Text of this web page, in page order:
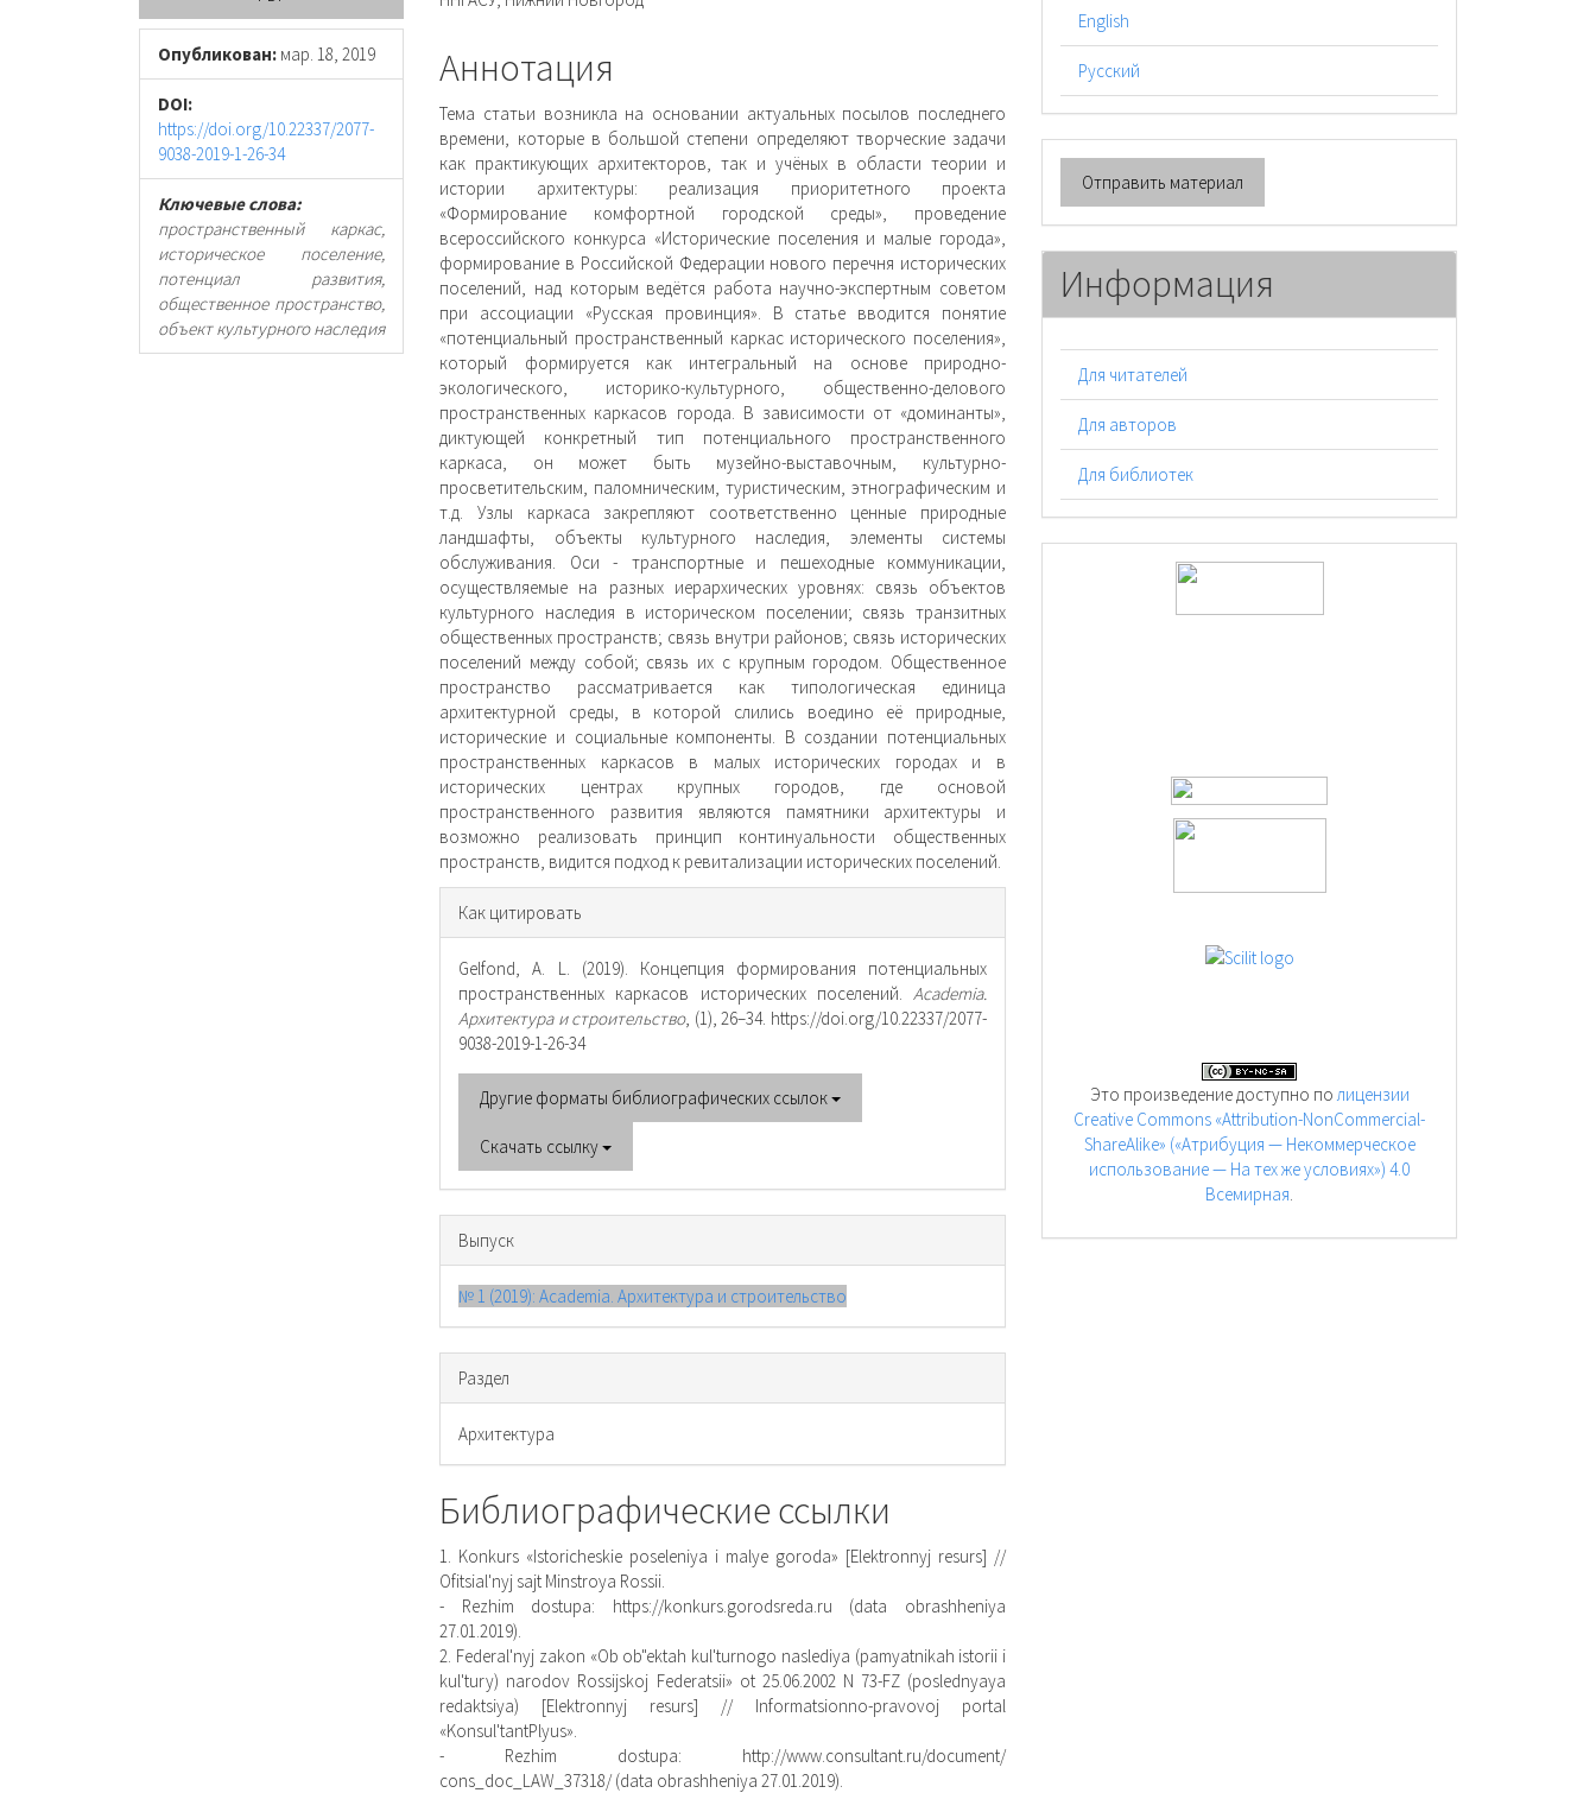
панель
статьи
Опубликован: мар. 18, 2019
DOI:
https://doi.org/10.22337/2077-
9038-2019-1-26-34
Ключевые слова:
пространственный каркас,
историческое поселение,
потенциал развития,
общественное пространство,
объект культурного наследия
содержимое
статьи
Аннотация
Тема статьи возникла на основании актуальных посылов последнего
времени, которые в большой степени определяют творческие задачи
как практикующих архитекторов, так и учёных в области теории и
истории архитектуры: реализация приоритетного проекта
«Формирование комфортной городской среды», проведение
всероссийского конкурса «Исторические поселения и малые города»,
формирование в Российской Федерации нового перечня исторических
поселений, над которым ведётся работа научно-экспертным советом
при ассоциации «Русская провинция». В статье вводится понятие
«потенциальный пространственный каркас исторического поселения»,
который формируется как интегральный на основе природно-
экологического, историко-культурного, общественно-делового
пространственных каркасов города. В зависимости от «доминанты»,
диктующей конкретный тип потенциального пространственного
каркаса, он может быть музейно-выставочным, культурно-
просветительским, паломническим, туристическим, этнографическим и
т.д. Узлы каркаса закрепляют соответственно ценные природные
ландшафты, объекты культурного наследия, элементы системы
обслуживания. Оси - транспортные и пешеходные коммуникации,
осуществляемые на разных иерархических уровнях: связь объектов
культурного наследия в историческом поселении; связь транзитных
общественных пространств; связь внутри районов; связь исторических
поселений между собой; связь их с крупным городом. Общественное
пространство рассматривается как типологическая единица
архитектурной среды, в которой слились воедино её природные,
исторические и социальные компоненты. В создании потенциальных
пространственных каркасов в малых исторических городах и в
исторических центрах крупных городов, где основой
пространственного развития являются памятники архитектуры и
возможно реализовать принцип континуальности общественных
пространств, видится подход к ревитализации исторических поселений.
Информация
о статье
Как цитировать
Gelfond, A. L. (2019). Концепция формирования потенциальных
пространственных каркасов исторических поселений. Academia.
Архитектура и строительство, (1), 26–34. https://doi.org/10.22337/2077-
9038-2019-1-26-34
Другие форматы библиографических ссылок
Скачать ссылку
Выпуск
№ 1 (2019): Academia. Архитектура и строительство
Раздел
Архитектура
Библиографические ссылки
1. Konkurs «Istoricheskie poseleniya i malye goroda» [Elektronnyj resurs] //
Ofitsial'nyj sajt Minstroya Rossii.
- Rezhim dostupa: https://konkurs.gorodsreda.ru (data obrashheniya
27.01.2019).
2. Federal'nyj zakon «Ob ob"ektah kul'turnogo naslediya (pamyatnikah istorii i
kul'tury) narodov Rossijskoj Federatsii» ot 25.06.2002 N 73-FZ (poslednyaya
redaktsiya) [Elektronnyj resurs] // Informatsionno-pravovoj portal
«Konsul'tantPlyus».
- Rezhim dostupa: http://www.consultant.ru/document/
cons_doc_LAW_37318/ (data obrashheniya 27.01.2019).
English
Русский
Отправить
материал
Отправить материал
Информация
Для читателей
Для авторов
Для библиотек
Это произведение доступно полицензии
Creative Commons «Attribution-NonCommercial-
ShareAlike» («Атрибуция — Некоммерческое
использование — На тех же условиях») 4.0
Всемирная.